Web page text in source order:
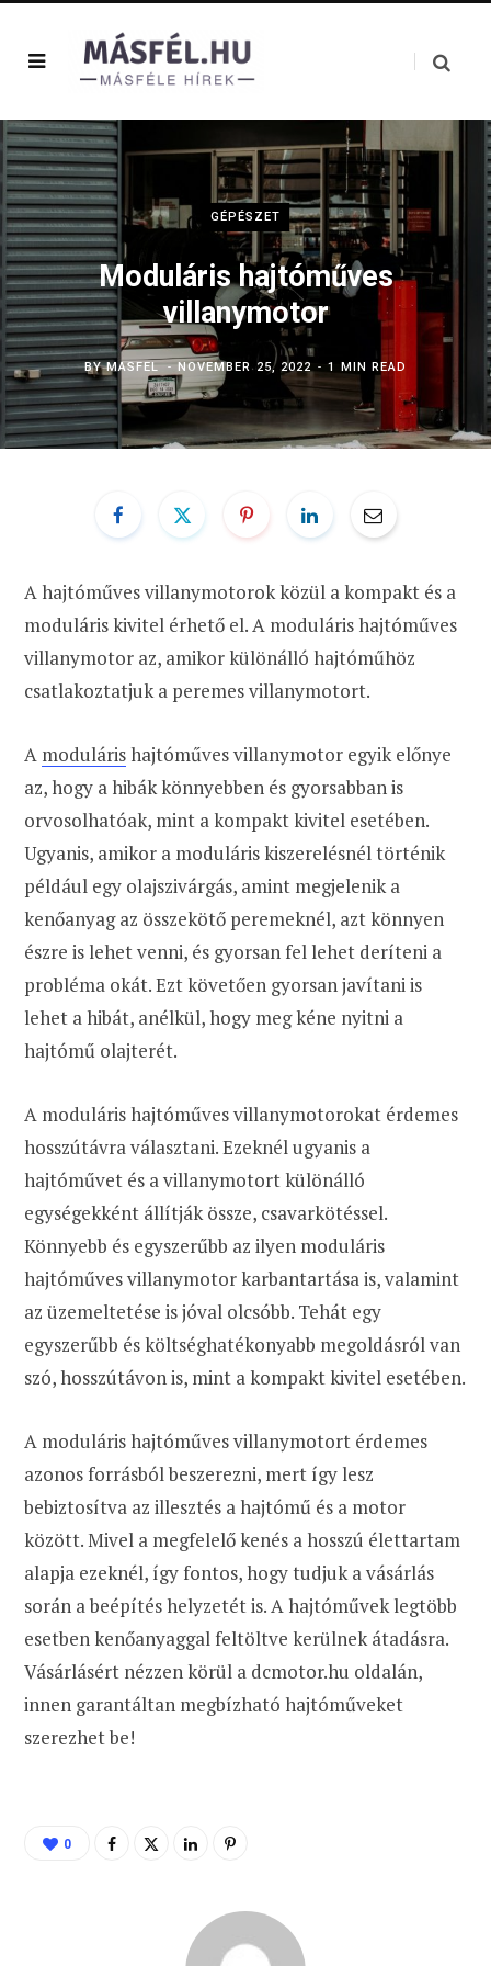
GÉPÉSZET
Moduláris hajtóműves
villanymotor
BYMASFEL NOVEMBER 25, 2022 1 MIN READ
A hajtóműves villanymotorok közül a kompakt és a
moduláris kivitel érhető el. A moduláris hajtóműves
villanymotor az, amikor különálló hajtóműhöz
csatlakoztatjuk a peremes villanymotort.
A modulárishajtóműves villanymotor egyik előnye
az, hogy a hibák könnyebben és gyorsabban is
orvosolhatóak, mint a kompakt kivitel esetében.
Ugyanis, amikor a moduláris kiszerelésnél történik
például egy olajszivárgás, amint megjelenik a
kenőanyag az összekötő peremeknél, azt könnyen
észre is lehet venni, és gyorsan fel lehet deríteni a
probléma okát. Ezt követően gyorsan javítani is
lehet a hibát, anélkül, hogy meg kéne nyitni a
hajtómű olajterét.
A moduláris hajtóműves villanymotorokat érdemes
hosszútávra választani. Ezeknél ugyanis a
hajtóművet és a villanymotort különálló
egységekként állítják össze, csavarkötéssel.
Könnyebb és egyszerűbb az ilyen moduláris
hajtóműves villanymotor karbantartása is, valamint
az üzemeltetése is jóval olcsóbb. Tehát egy
egyszerűbb és költséghatékonyabb megoldásról van
szó, hosszútávon is, mint a kompakt kivitel esetében.
A moduláris hajtóműves villanymotort érdemes
azonos forrásból beszerezni, mert így lesz
bebiztosítva az illesztés a hajtómű és a motor
között. Mivel a megfelelő kenés a hosszú élettartam
alapja ezeknél, így fontos, hogy tudjuk a vásárlás
során a beépítés helyzetét is. A hajtóművek legtöbb
esetben kenőanyaggal feltöltve kerülnek átadásra.
Vásárlásért nézzen körül a dcmotor.hu oldalán,
innen garantáltan megbízható hajtóműveket
szerezhet be!
0